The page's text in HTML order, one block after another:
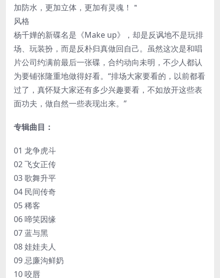
加防水，更加立体，更加有灵魂！＂
风格
杨千嬅的新碟名是《Make up》，却是反讽地不是玩排
场、玩装扮，而是反朴归真做回自己。虽然这次是和唱
片公司约满前最后一张碟，合约动向未明，不少人都认
为要铺张隆重地做得好看。“排场大家要看的，以前都看
过了，真怀疑大家还有多少兴趣要看，不如放开这些表
面功夫，做自然一些表现出来。”
专辑曲目：
01 龙争虎斗
02 飞女正传
03 歌舞升平
04 民间传奇
05 稀客
06 啼笑因缘
07 蓝与黑
08 娃娃夫人
09 忌廉沟鲜奶
10 咬唇